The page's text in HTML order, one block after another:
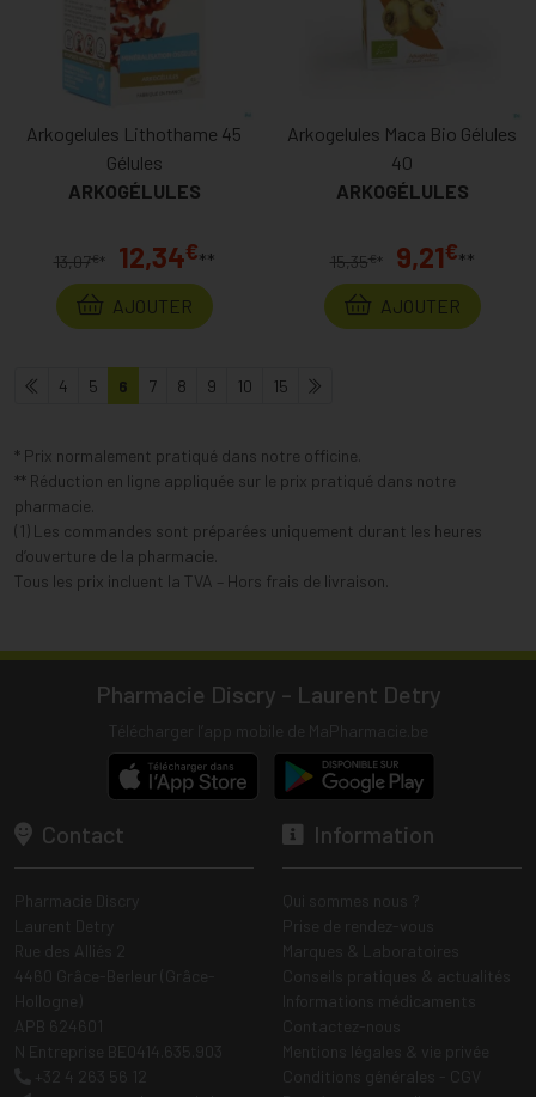
Arkogelules Lithothame 45
Gélules
ARKOGÉLULES
13,07€ * 12,34€**
AJOUTER
Arkogelules Maca Bio Gélules
40
ARKOGÉLULES
15,35€ * 9,21€**
AJOUTER
4 5 6 7 8 9 10 15
* Prix normalement pratiqué dans notre officine.
** Réduction en ligne appliquée sur le prix pratiqué dans notre
pharmacie.
(1) Les commandes sont préparées uniquement durant les heures
d’ouverture de la pharmacie.
Tous les prix incluent la TVA – Hors frais de livraison.
Pharmacie Discry - Laurent Detry
Contact Information